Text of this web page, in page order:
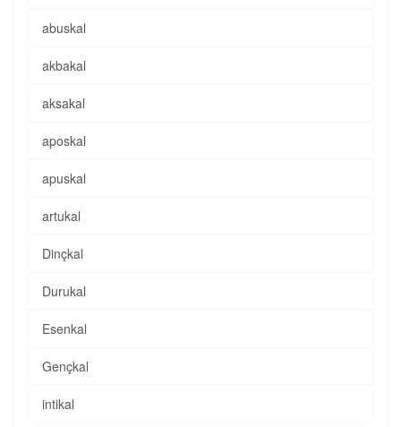
abuskal
akbakal
aksakal
aposkal
apuskal
artukal
Dinçkal
Durukal
Esenkal
Gençkal
intikal